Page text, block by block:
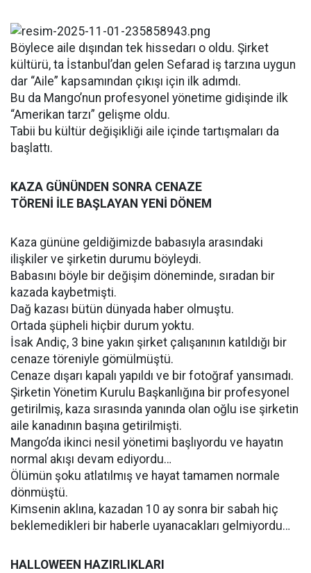
Böylece aile dışından tek hissedarı o oldu. Şirket
kültürü, ta İstanbul’dan gelen Sefarad iş tarzına uygun
dar “Aile” kapsamından çıkışı için ilk adımdı.
Bu da Mango’nun profesyonel yönetime gidişinde ilk
“Amerikan tarzı” gelişme oldu.
Tabii bu kültür değişikliği aile içinde tartışmaları da
başlattı.
KAZA GÜNÜNDEN SONRA CENAZE
TÖRENİ İLE BAŞLAYAN YENİ DÖNEM
Kaza gününe geldiğimizde babasıyla arasındaki
ilişkiler ve şirketin durumu böyleydi.
Babasını böyle bir değişim döneminde, sıradan bir
kazada kaybetmişti.
Dağ kazası bütün dünyada haber olmuştu.
Ortada şüpheli hiçbir durum yoktu.
İsak Andiç, 3 bine yakın şirket çalışanının katıldığı bir
cenaze töreniyle gömülmüştü.
Cenaze dışarı kapalı yapıldı ve bir fotoğraf yansımadı.
Şirketin Yönetim Kurulu Başkanlığına bir profesyonel
getirilmiş, kaza sırasında yanında olan oğlu ise şirketin
aile kanadının başına getirilmişti.
Mango’da ikinci nesil yönetimi başlıyordu ve hayatın
normal akışı devam ediyordu…
Ölümün şoku atlatılmış ve hayat tamamen normale
dönmüştü.
Kimsenin aklına, kazadan 10 ay sonra bir sabah hiç
beklemedikleri bir haberle uyanacakları gelmiyordu…
HALLOWEEN HAZIRLIKLARI